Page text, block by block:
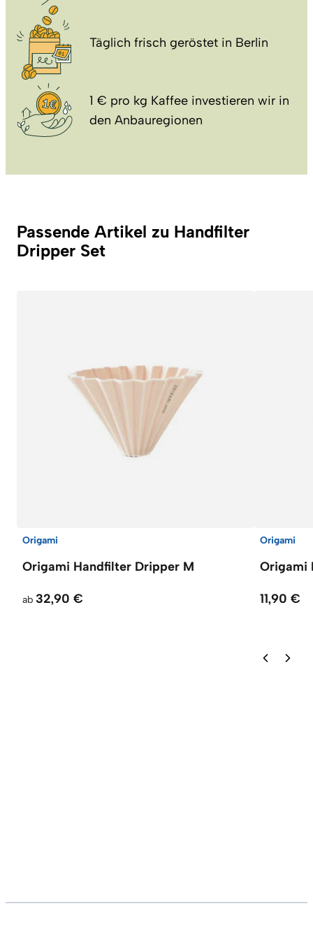
Täglich frisch geröstet in Berlin
1 € pro kg Kaffee investieren wir in
den Anbauregionen
Passende Artikel zu Handfilter
Dripper Set
Origami
Origami Handfilter Dripper M
ab 32,90 €
Origami
Origami
11,90 €